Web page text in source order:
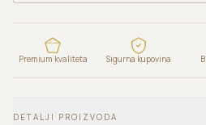
Premium kvaliteta Sigurna kupovina
DETALJI PROIZVODA